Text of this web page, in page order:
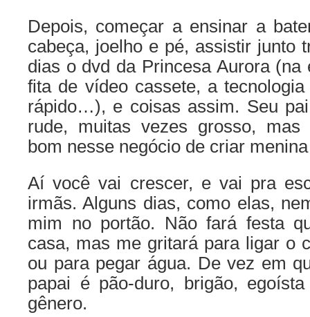
Depois, começar a ensinar a
cabeça, joelho e pé, assistir junto
dias o dvd da Princesa Aurora (na
fita de vídeo cassete, a
rápido…), e coisas assim. Seu
rude, muitas vezes grosso, mas
bom nesse negócio de criar
Aí você vai crescer, e vai pra
irmãs. Alguns dias, como elas,
mim no portão. Não fará festa
casa, mas me gritará para ligar o
ou para pegar água. De vez em
papai é pão-duro, brigão,
gênero.